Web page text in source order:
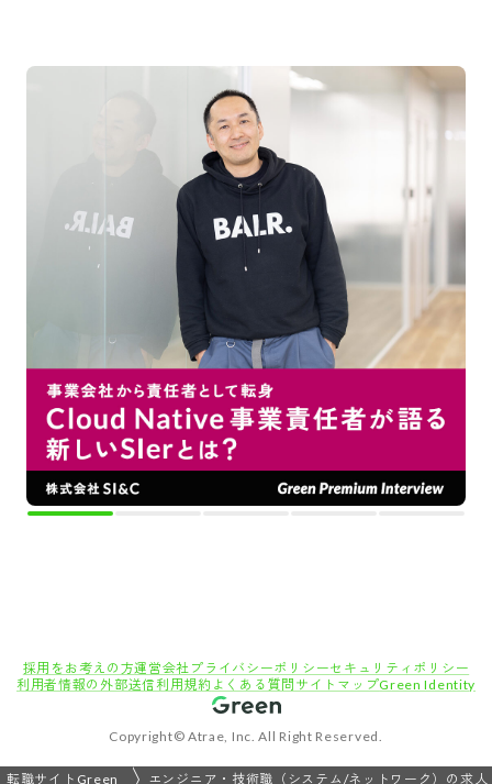
採用をお考えの方運営会社 プライバシーポリシーセキュリティポリシー
利用者情報の外部送信利用規約 よくある質問 サイトマップGreen Identity
Copyright© Atrae, Inc. All Right Reserved.
転職サイトGreen エンジニア・技術職（システム/ネットワーク）の求人